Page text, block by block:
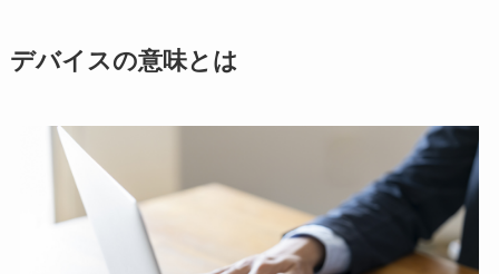
デバイスの意味とは